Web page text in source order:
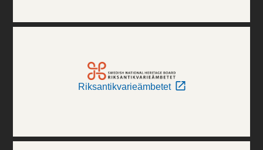
Riksantikvarieämbetet